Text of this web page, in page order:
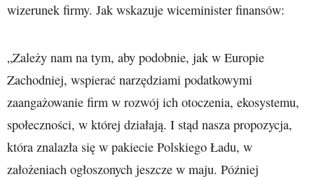
wizerunek firmy. Jak wskazuje wiceminister finansów:
„Zależy nam na tym, aby podobnie, jak w Europie
Zachodniej, wspierać narzędziami podatkowymi
zaangażowanie firm w rozwój ich otoczenia, ekosystemu,
społeczności, w której działają. I stąd nasza propozycja,
która znalazła się w pakiecie Polskiego Ładu, w
założeniach ogłoszonych jeszcze w maju. Później